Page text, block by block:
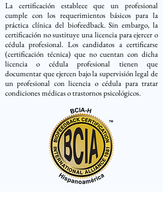
La certificación establece que un profesional
cumple con los requerimientos básicos para la
práctica clínica del biofeedback. Sin embargo, la
certificación no sustituye una licencia para ejercer o
cédula profesional. Los candidatos a certificarse
(certificación técnica) que no cuentan con dicha
licencia o cédula profesional tienen que
documentar que ejercen bajo la supervisión legal de
un profesional con licencia o cédula para tratar
condiciones médicas o trastornos psicológicos.